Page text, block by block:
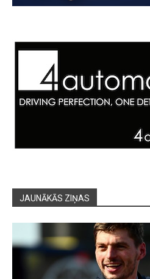
JAUNĀKĀS ZIŅAS